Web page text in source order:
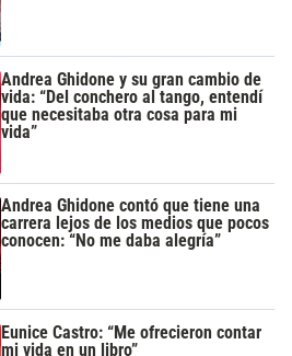
Andrea Ghidone y su gran cambio de
vida: “Del conchero al tango, entendí
que necesitaba otra cosa para mi
vida”
Andrea Ghidone contó que tiene una
carrera lejos de los medios que pocos
conocen: “No me daba alegría”
Eunice Castro: “Me ofrecieron contar
mi vida en un libro”